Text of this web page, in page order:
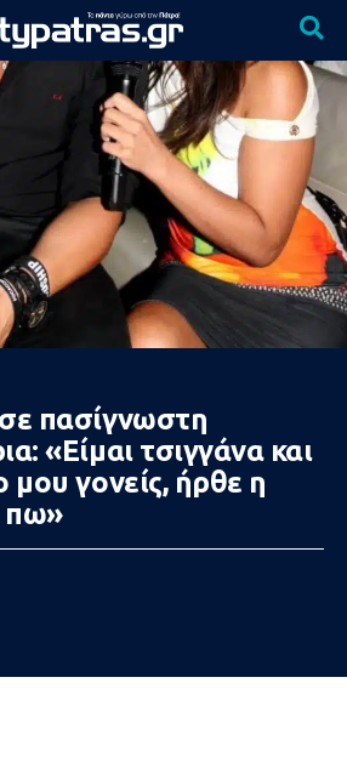
πασίγνωστη
«Είμαι τσιγγάνα και
μου γονείς, ήρθε η
πω»